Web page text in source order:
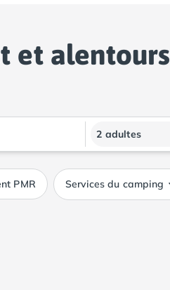
et alentours
2 adultes
PMR Services du camping